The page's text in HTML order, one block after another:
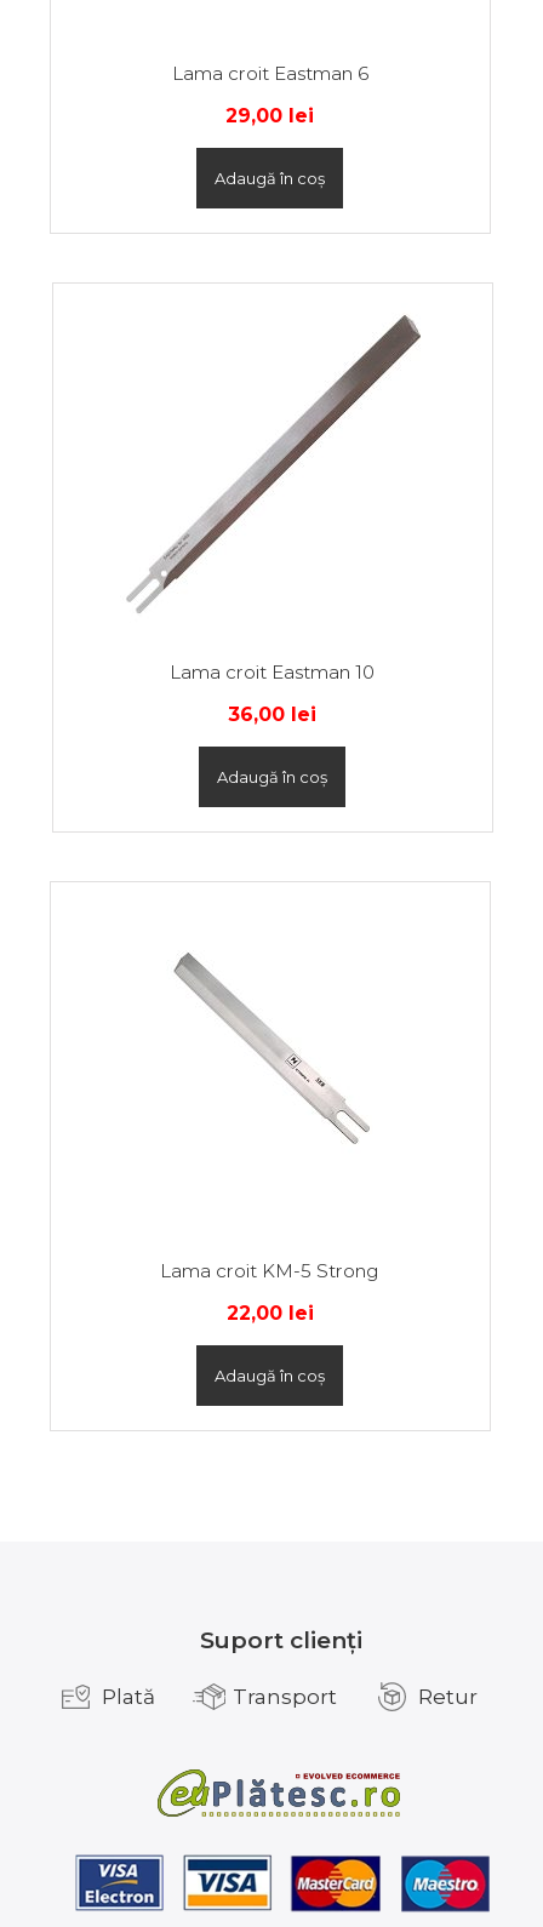
Lama croit Eastman 6
29,00 lei
Adaugă în coș
Lama croit Eastman 10
36,00 lei
Adaugă în coș
Lama croit KM-5 Strong
22,00 lei
Adaugă în coș
Suport clienți
Plată Transport Retur